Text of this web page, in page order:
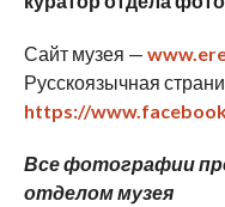
Сайт музея —
Русскоязычная
https://
Все фотографии
отделом музея